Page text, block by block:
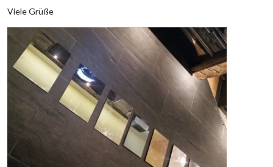
Viele Grüße